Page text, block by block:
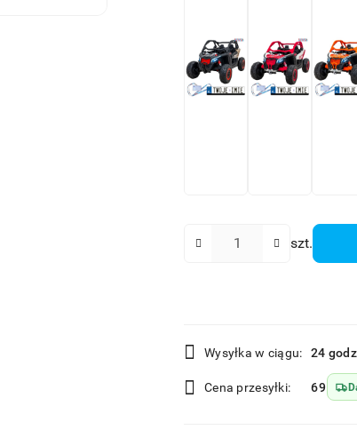
szt.
Dostępność
i
dostawa
Wysyłka w ciągu: 24
Cena przesyłki: 69